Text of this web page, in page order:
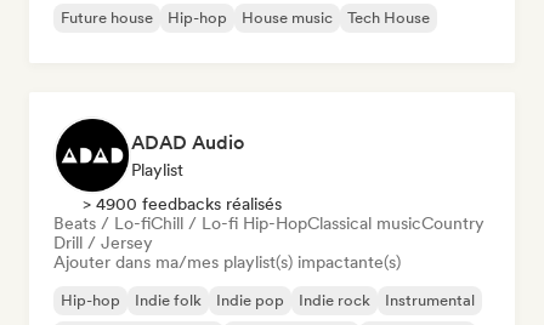
Future house
Hip-hop House music Tech House
ADAD Audio
Playlist
> 4900 feedbacks réalisés
Beats / Lo-fiChill / Lo-fi Hip-HopClassical musicCountry
Drill / Jersey
Ajouter dans ma/mes playlist(s) impactante(s)
Hip-hop Indie folk Indie pop Indie rock
Instrumental